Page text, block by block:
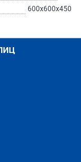
600х600х450